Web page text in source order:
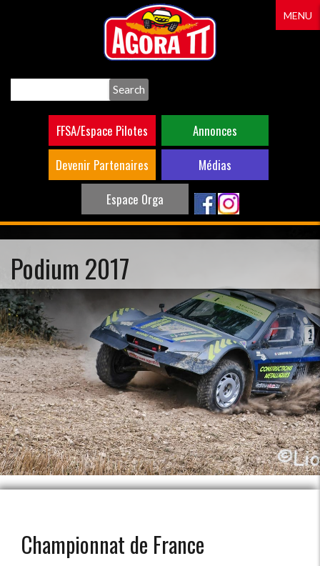
FFSA/Espace Pilotes
Annonces
Devenir Partenaires
Médias
Espace Orga
MENU
Podium 2017
Championnat de France